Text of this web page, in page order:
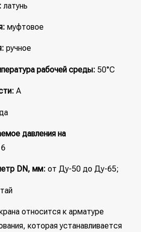
латунь
муфтовое
ручное
рабочей среды: 50°С
А
давления на
DN, мм: от Ду-50 до Ду-65;
относится к арматуре
которая устанавливается